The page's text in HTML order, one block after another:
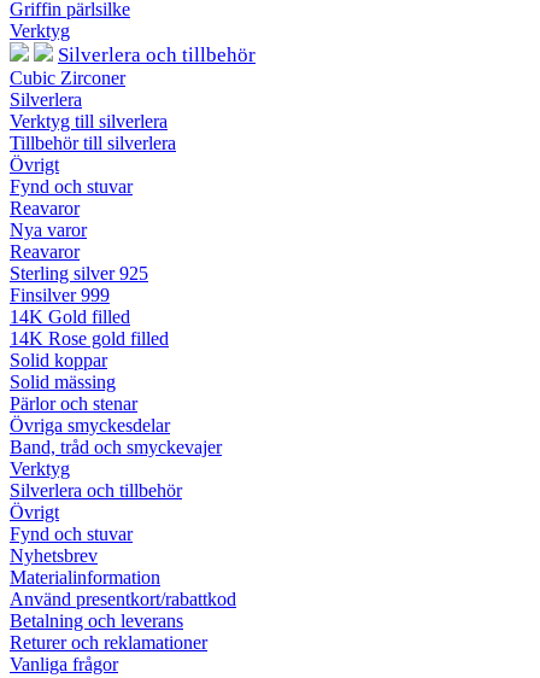
Griffin pärlsilke
Verktyg
Silverlera och tillbehör
Cubic Zirconer
Silverlera
Verktyg till silverlera
Tillbehör till silverlera
Övrigt
Fynd och stuvar
Reavaror
Nya varor
Reavaror
Sterling silver 925
Finsilver 999
14K Gold filled
14K Rose gold filled
Solid koppar
Solid mässing
Pärlor och stenar
Övriga smyckesdelar
Band, tråd och smyckevajer
Verktyg
Silverlera och tillbehör
Övrigt
Fynd och stuvar
Nyhetsbrev
Materialinformation
Använd presentkort/rabattkod
Betalning och leverans
Returer och reklamationer
Vanliga frågor